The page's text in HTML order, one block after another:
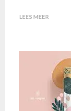
LEES MEER